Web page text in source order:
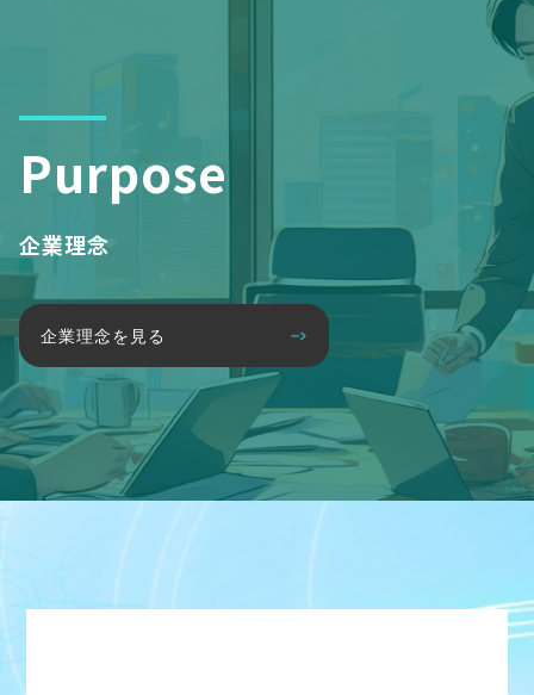
Purpose
企業理念
企業理念を見る